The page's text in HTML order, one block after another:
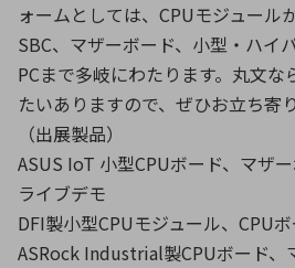
ォームとしては、CPUモジュール
SBC、マザーボード、小型・ハイ
PCまで多岐にわたります。丸文
たいありますので、ぜひお立ち寄
（出展製品）
ASUS IoT 小型CPUボード、マザ
ライブデモ
DFI製小型CPUモジュール、CPU
ASRock Industrial製CPUボード、